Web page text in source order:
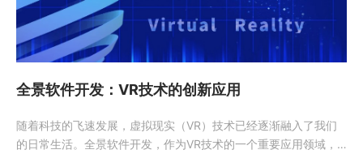
全景软件开发：VR技术的创新应用
随着科技的飞速发展，虚拟现实（VR）技术已经逐渐融入了我们
的日常生活。全景软件开发，作为VR技术的一个重要应用领域，